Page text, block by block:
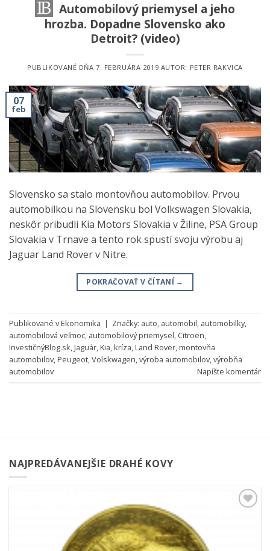
Automobilový priemysel a jeho
hrozba. Dopadne Slovensko ako
Detroit? (video)
PUBLIKOVANÉ DŇA7. FEBRUÁRA 2019 AUTOR: PETER RAKVICA
07
feb
Slovensko sa stalo montovňou automobilov. Prvou
automobilkou na Slovensku bol Volkswagen Slovakia,
neskôr pribudli Kia Motors Slovakia v Žiline, PSA Group
Slovakia v Trnave a tento rok spustí svoju výrobu aj
Jaguar Land Rover v Nitre.
POKRAČOVAŤ V ČÍTANÍ →
Publikované vEkonomika | Značky: auto, automobil, automobilky,
automobilová veľmoc, automobilový priemysel, Citroen,
InvestičnýBlog.sk,Jaguár,Kia,kríza,Land Rover,montovňa
automobilov,Peugeot,Volskwagen,výroba automobilov,výrobňa
automobilov
Napíšte komentár
NAJPREDÁVANEJŠIE DRAHÉ KOVY